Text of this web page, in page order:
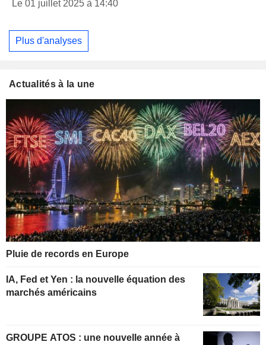
Le 01 juillet 2025 à 14:40
Plus d'analyses
Actualités à la une
Pluie de records en Europe
IA, Fed et Yen : la nouvelle équation des
marchés américains
GROUPE ATOS : une nouvelle année à